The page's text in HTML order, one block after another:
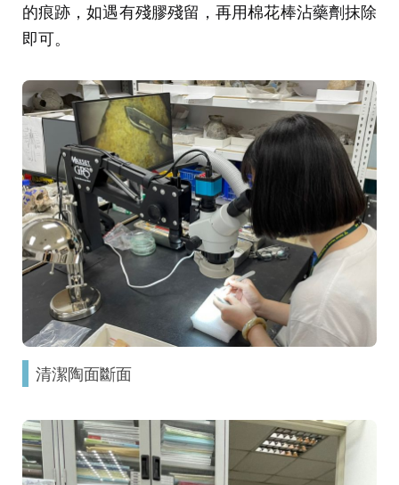
的痕跡，如遇有殘膠殘留，再用棉花棒沾藥劑抹除
即可。
清潔陶面斷面